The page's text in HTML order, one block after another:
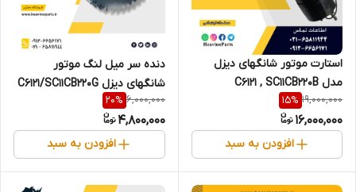
استارت موتور شانگهای دیزل
مدل C6121 , SC11CB220B
19,000,000
15%
16,000,000
افزودن به سبد
دنده سر میل لنگ موتور
شانگهای دیزل C6121/SC11CB220G
6,000,000
20%
4,800,000
افزودن به سبد